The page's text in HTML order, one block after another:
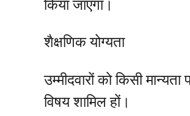
किया जाएगा।
शैक्षणिक योग्यता
उम्मीदवारों को किसी
विषय शामिल हों।